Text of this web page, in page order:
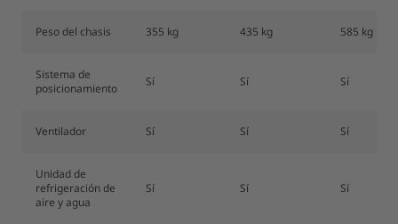
Peso del chasis 355 kg 435 kg 585 kg
Sistema de
posicionamiento
Sí Sí Sí
Ventilador Sí Sí Sí
Unidad de
refrigeración de
aire y agua
Sí Sí Sí